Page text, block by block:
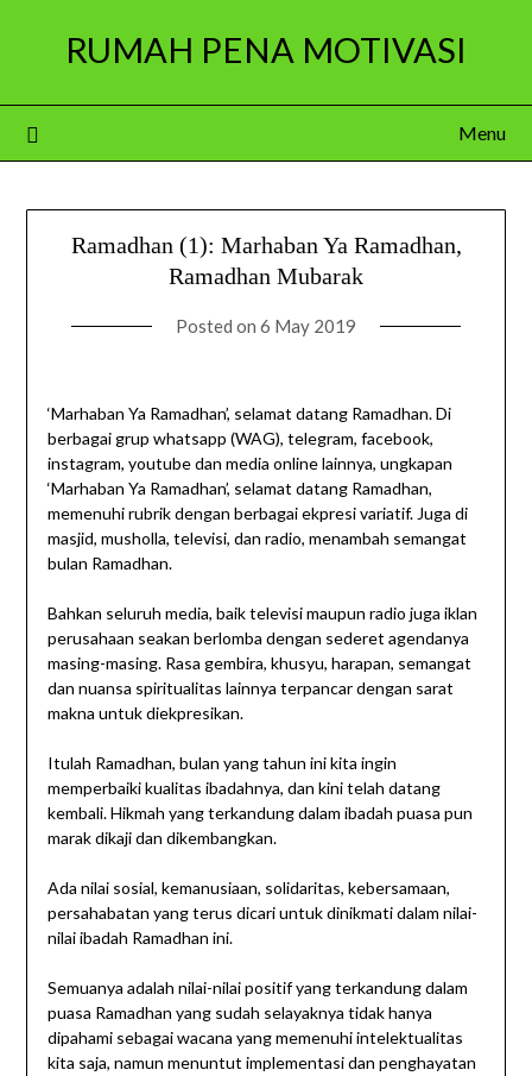
RUMAH PENA MOTIVASI
Menu
Ramadhan (1): Marhaban Ya Ramadhan,
Ramadhan Mubarak
Posted on 6 May 2019
‘Marhaban Ya Ramadhan’, selamat datang Ramadhan. Di
berbagai grup whatsapp (WAG), telegram, facebook,
instagram, youtube dan media online lainnya, ungkapan
‘Marhaban Ya Ramadhan’, selamat datang Ramadhan,
memenuhi rubrik dengan berbagai ekpresi variatif. Juga di
masjid, musholla, televisi, dan radio, menambah semangat
bulan Ramadhan.
Bahkan seluruh media, baik televisi maupun radio juga iklan
perusahaan seakan berlomba dengan sederet agendanya
masing-masing. Rasa gembira, khusyu, harapan, semangat
dan nuansa spiritualitas lainnya terpancar dengan sarat
makna untuk diekpresikan.
Itulah Ramadhan, bulan yang tahun ini kita ingin
memperbaiki kualitas ibadahnya, dan kini telah datang
kembali. Hikmah yang terkandung dalam ibadah puasa pun
marak dikaji dan dikembangkan.
Ada nilai sosial, kemanusiaan, solidaritas, kebersamaan,
persahabatan yang terus dicari untuk dinikmati dalam nilai-
nilai ibadah Ramadhan ini.
Semuanya adalah nilai-nilai positif yang terkandung dalam
puasa Ramadhan yang sudah selayaknya tidak hanya
dipahami sebagai wacana yang memenuhi intelektualitas
kita saja, namun menuntut implementasi dan penghayatan